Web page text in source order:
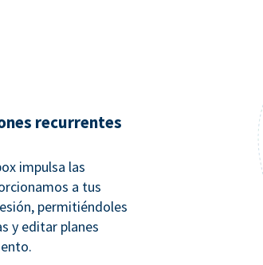
recurrentes
impulsa las
a tus
permitiéndoles
y editar planes